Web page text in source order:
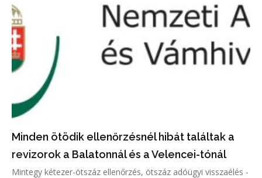
Minden ötödik ellenőrzésnél hibát találtak a
revizorok a Balatonnál és a Velencei-tónál
Mintegy kétezer-ötszáz ellenőrzés, ötszáz adóügyi visszaélés -